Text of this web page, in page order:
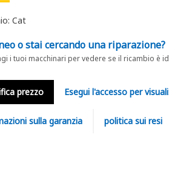
Cat
o stai cercando una riparazione?
i tuoi macchinari per vedere se il ricambio è
prezzo Esegui l'accesso per
sulla garanzia politica sui resi